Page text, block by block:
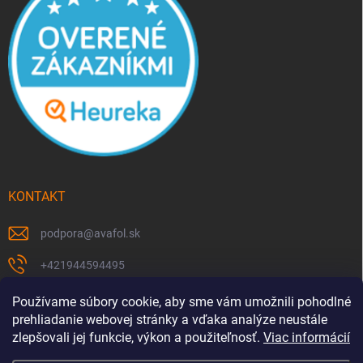
Používame súbory cookie, aby sme vám umožnili pohodlné
prehliadanie webovej stránky a vďaka analýze neustále
zlepšovali jej funkcie, výkon a použiteľnosť. Viac informácií
KONTAKT
podpora@avafol.sk
+421944594495
https://www.facebook.com/p/avafolsk-100091961793102/
avafol.sk/